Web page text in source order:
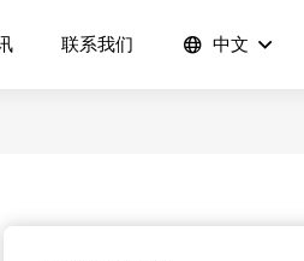
联系我们 中文